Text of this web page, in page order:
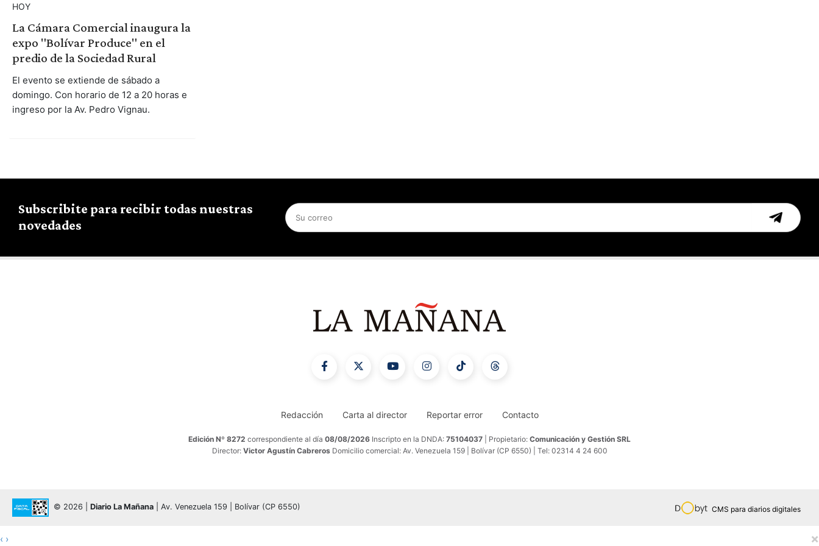
HOY
La Cámara Comercial inaugura la
expo "Bolívar Produce" en el
predio de la Sociedad Rural
El evento se extiende de sábado a
domingo. Con horario de 12 a 20 horas e
ingreso por la Av. Pedro Vignau.
Subscribite para recibir todas nuestras
novedades
Redacción Carta al director Reportar error Contacto
Edición Nº 8272 correspondiente al día 08/08/2026 Inscripto en la DNDA: 75104037 | Propietario: Comunicación y Gestión SRL
Director: Victor Agustín Cabreros Domicilio comercial: Av. Venezuela 159 | Bolívar (CP 6550) | Tel: 02314 4 24 600
© 2026 | Diario La Mañana | Av. Venezuela 159 | Bolívar (CP 6550) CMS para diarios digitales
‹ › ×